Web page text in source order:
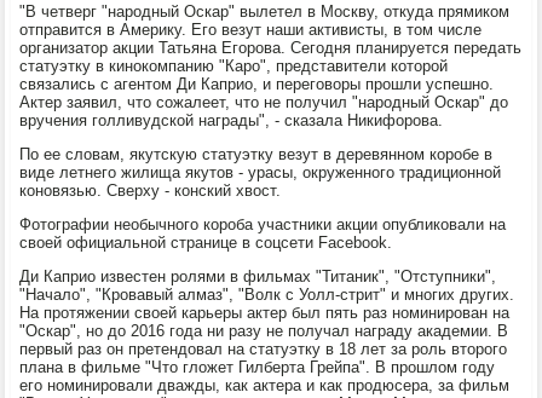
"В четверг "народный Оскар" вылетел в Москву, откуда прямиком
отправится в Америку. Его везут наши активисты, в том числе
организатор акции Татьяна Егорова. Сегодня планируется передать
статуэтку в кинокомпанию "Каро", представители которой
связались с агентом Ди Каприо, и переговоры прошли успешно.
Актер заявил, что сожалеет, что не получил "народный Оскар" до
вручения голливудской награды", - сказала Никифорова.
По ее словам, якутскую статуэтку везут в деревянном коробе в
виде летнего жилища якутов - урасы, окруженного традиционной
коновязью. Сверху - конский хвост.
Фотографии необычного короба участники акции опубликовали на
своей официальной странице в соцсети Facebook.
Ди Каприо известен ролями в фильмах "Титаник", "Отступники",
"Начало", "Кровавый алмаз", "Волк с Уолл-стрит" и многих других.
На протяжении своей карьеры актер был пять раз номинирован на
"Оскар", но до 2016 года ни разу не получал награду академии. В
первый раз он претендовал на статуэтку в 18 лет за роль второго
плана в фильме "Что гложет Гилберта Грейпа". В прошлом году
его номинировали дважды, как актера и как продюсера, за фильм